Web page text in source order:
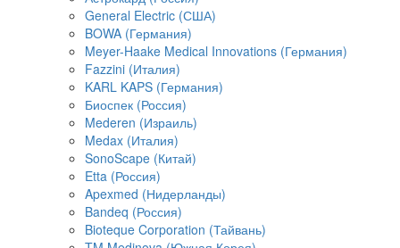
General Electric (США)
BOWA (Германия)
Meyer-Haake Medical Innovations (Германия)
Fazzini (Италия)
KARL KAPS (Германия)
Биоспек (Россия)
Mederen (Израиль)
Medax (Италия)
SonoScape (Китай)
Etta (Россия)
Apexmed (Нидерланды)
Bandeq (Россия)
Bioteque Corporation (Тайвань)